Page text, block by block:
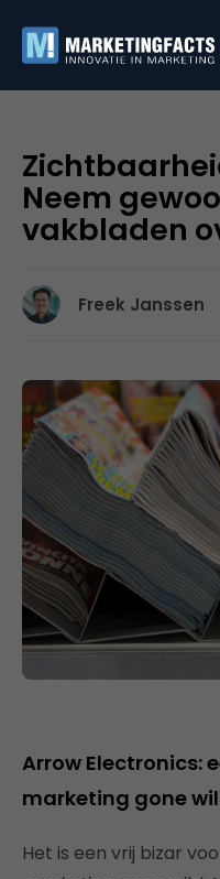
Neem
vakbladen
Freek Janssen
Arrow Electronics:
marketing gone
Het is een vrij bizar